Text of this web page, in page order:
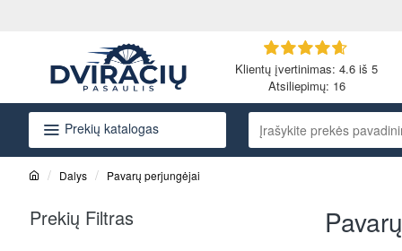
Klientų įvertinimas: 4.6 iš 5
Atsiliepimų: 16
Prekių katalogas
Įrašykite
prekės
m
Dalys Pavarų perjungėjai
Prekių Filtras